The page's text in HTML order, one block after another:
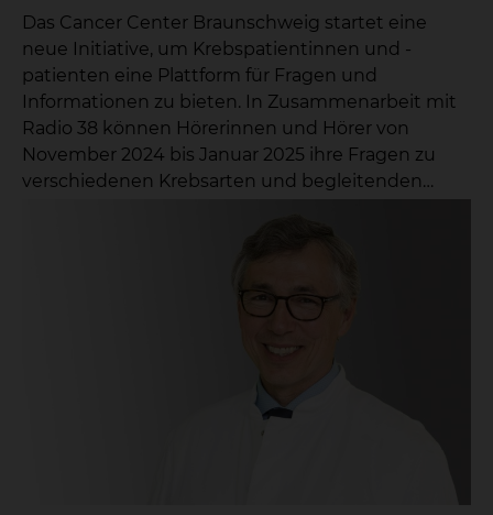
Das Cancer Center Braunschweig startet eine
neue Initiative, um Krebspatientinnen und -
patienten eine Plattform für Fragen und
Informationen zu bieten. In Zusammenarbeit mit
Radio 38 können Hörerinnen und Hörer von
November 2024 bis Januar 2025 ihre Fragen zu
verschiedenen Krebsarten und begleitenden
alle Interessierten ein, ihre Fragen in den
folgenden Kategorien einzureichen: Krebs im
Krebs im Verdauungstrakt Brustkrebs Prostata-
und Blasenkrebs Bewegung und Ernährung
während einer Krebserkrankung Die